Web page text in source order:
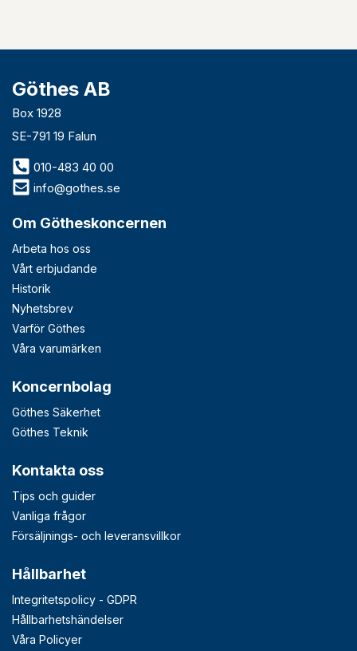
Göthes AB
Box 1928
SE-791 19 Falun
010-483 40 00
info@gothes.se
Om Götheskoncernen
Arbeta hos oss
Vårt erbjudande
Historik
Nyhetsbrev
Varför Göthes
Våra varumärken
Koncernbolag
Göthes Säkerhet
Göthes Teknik
Kontakta oss
Tips och guider
Vanliga frågor
Försäljnings- och leveransvillkor
Hållbarhet
Integritetspolicy - GDPR
Hållbarhetshändelser
Våra Policyer